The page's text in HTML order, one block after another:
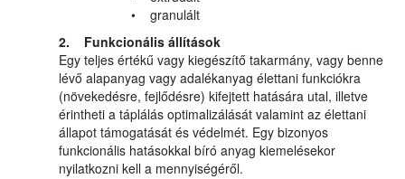
• granulált
2. Funkcionális állítások
Egy teljes értékű vagy kiegészítő takarmány, vagy benne
lévő alapanyag vagy adalékanyag élettani funkciókra
(növekedésre, fejlődésre) kifejtett hatására utal, illetve
érintheti a táplálás optimalizálását valamint az élettani
állapot támogatását és védelmét. Egy bizonyos
funkcionális hatásokkal bíró anyag kiemelésekor
nyilatkozni kell a mennyiségéről.